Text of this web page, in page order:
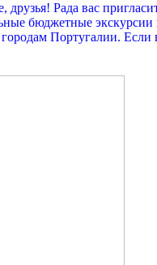
друзья! Рада вас
бюджетные
Португалии. Если